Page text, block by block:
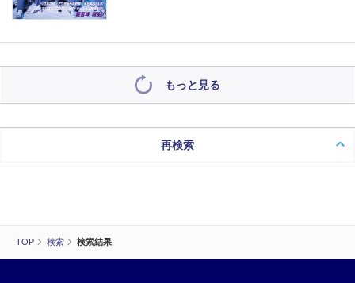
TOP 検索 検索結果
もっと見る
再検索